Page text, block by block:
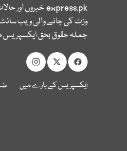
express.pkخبروں اور
وزٹ کی جانے والی ویب
جملہ حقوق بحق ایکسپریس
ایکسپریس کے بارے میں